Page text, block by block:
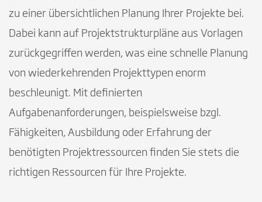
zu einer übersichtlichen Planung Ihrer Projekte bei.
Dabei kann auf Projektstrukturpläne aus Vorlagen
zurückgegriffen werden, was eine schnelle Planung
von wiederkehrenden Projekttypen enorm
beschleunigt. Mit definierten
Aufgabenanforderungen, beispielsweise bzgl.
Fähigkeiten, Ausbildung oder Erfahrung der
benötigten Projektressourcen finden Sie stets die
richtigen Ressourcen für Ihre Projekte.